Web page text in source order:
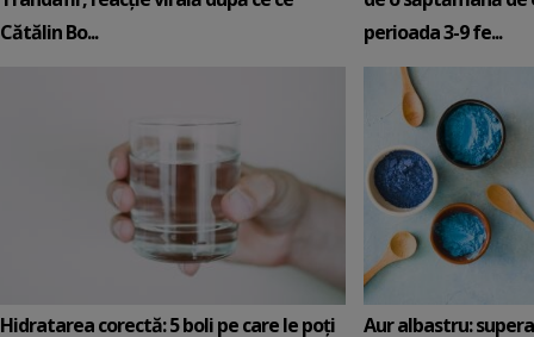
Cătălin Bo...
perioada 3-9 fe...
Hidratarea corectă: 5 boli pe care le poți
Aur albastru: